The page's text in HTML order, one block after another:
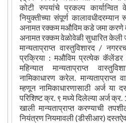
कोटी रुपयांचे प्रकल्प
नियुक्तीच्या संपूर्ण
अनामत रक्कम मऔविम कडे जमा
अनामत रक्कम वेळोवेळी सुधारित केली
मान्यताप्राप्त वास्तुविशारद /
प्रक्रिया : मऔविम प्रत्येक कॅलेंडर
महिन्यात मान्यताप्राप्त
नामिकाधारण करेल. मान्यताप्राप्त
म्हणून नामिकाधारणासाठी अर्ज या
परिशिष्ट क्र. ९ मध्ये दिलेल्या अर्ज
खाली मान्यताप्राप्त करण्याची
नियंत्रण नियमावली (डीसीआर)